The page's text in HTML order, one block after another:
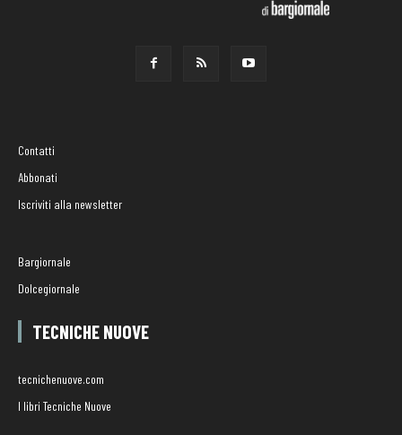
Contatti
Abbonati
Iscriviti alla newsletter
Bargiornale
Dolcegiornale
TECNICHE NUOVE
tecnichenuove.com
I libri Tecniche Nuove